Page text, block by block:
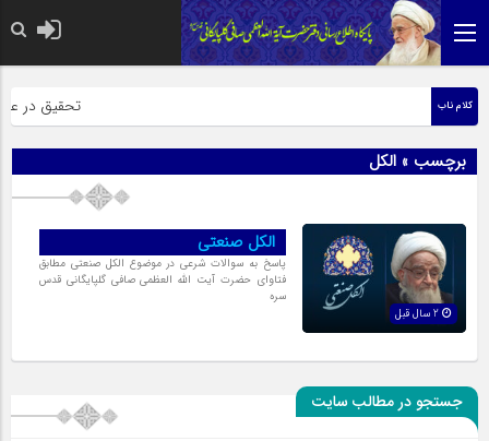
کلام ناب تحقیق در
برچسب » الکل
الکل صنعتى
پاسخ به سوالات شرعی در موضوع الکل صنعتی مطابق
فتاوای حضرت آیت الله العظمی صافی گلپایگانی قدس
سره
جستجو در مطالب سایت